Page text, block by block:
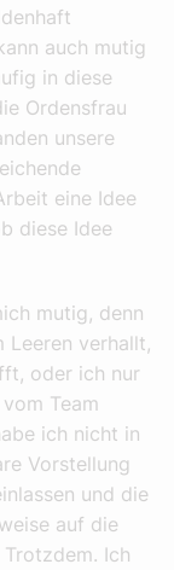
auch mutig
in diese
Ordensfrau
unsere
eine Idee
diese Idee
mutig, denn
Leeren verhallt,
oder ich nur
Team
ich nicht in
Vorstellung
und die
auf die
Ich